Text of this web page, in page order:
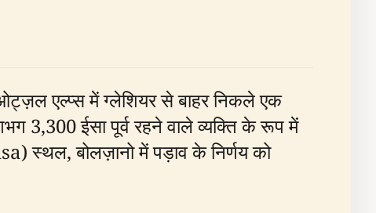
ओट्ज़ल एल्प्स में ग्लेशियर से बाहर निकले एक
3,300 ईसा पूर्व रहने वाले व्यक्ति के रूप में
स्थल, बोलज़ानो में पड़ाव के निर्णय को